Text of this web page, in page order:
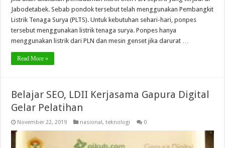
Jabodetabek. Sebab pondok tersebut telah menggunakan Pembangkit
Listrik Tenaga Surya (PLTS). Untuk kebutuhan sehari-hari, ponpes
tersebut menggunakan listrik tenaga surya. Ponpes hanya
menggunakan listrik dari PLN dan mesin genset jika darurat …
Read More »
Belajar SEO, LDII Kerjasama Gapura Digital
Gelar Pelatihan
November 22, 2019 nasional,teknologi 0